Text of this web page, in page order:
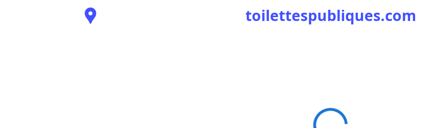
toilettespubliques.com